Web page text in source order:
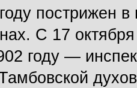
пострижен
С 17
году —